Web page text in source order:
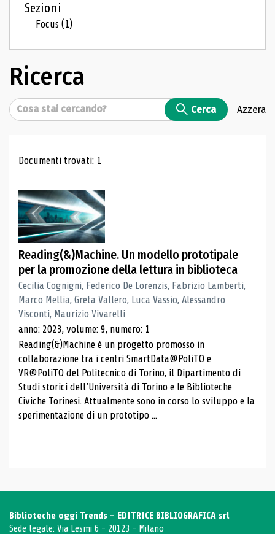
Sezioni
Focus(1)
Ricerca
Cerca Cerca Azzera
Risultati di ricerca
Documenti trovati: 1
Reading(&)Machine. Un modello prototipale
per la promozione della lettura in biblioteca
Cecilia Cognigni, Federico De Lorenzis, Fabrizio Lamberti,
Marco Mellia, Greta Vallero, Luca Vassio, Alessandro
Visconti, Maurizio Vivarelli
anno: 2023, volume: 9, numero: 1
Reading(&)Machine è un progetto promosso in
collaborazione tra i centri SmartData@PoliTO e
VR@PoliTO del Politecnico di Torino, il Dipartimento di
Studi storici dell’Università di Torino e le Biblioteche
Civiche Torinesi. Attualmente sono in corso lo sviluppo e la
sperimentazione di un prototipo ...
Biblioteche oggi Trends - EDITRICE BIBLIOGRAFICA srl
Sede legale: Via Lesmi 6 - 20123 - Milano